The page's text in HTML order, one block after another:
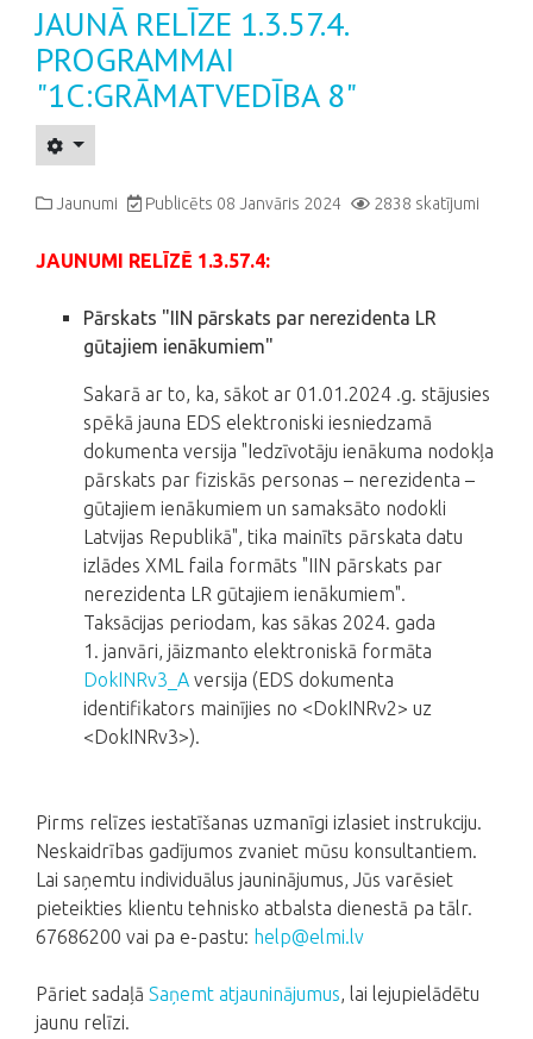
JAUNĀ RELĪZE 1.3.57.4.
PROGRAMMAI
"1C:GRĀMATVEDĪBA 8"
Jaunumi Publicēts 08 Janvāris 2024 2838 skatījumi
JAUNUMI RELĪZĒ 1.3.57.4:
Pārskats "IIN pārskats par nerezidenta LR
gūtajiem ienākumiem"
Sakarā ar to, ka, sākot ar 01.01.2024 .g. stājusies
spēkā jauna EDS elektroniski iesniedzamā
dokumenta versija "Iedzīvotāju ienākuma nodokļa
pārskats par fiziskās personas – nerezidenta –
gūtajiem ienākumiem un samaksāto nodokli
Latvijas Republikā", tika mainīts pārskata datu
izlādes XML faila formāts "IIN pārskats par
nerezidenta LR gūtajiem ienākumiem".
Taksācijas periodam, kas sākas 2024. gada
1. janvāri, jāizmanto elektroniskā formāta
DokINRv3_A versija (EDS dokumenta
identifikators mainījies no <DokINRv2> uz
<DokINRv3>).
Pirms relīzes iestatīšanas uzmanīgi izlasiet instrukciju.
Neskaidrības gadījumos zvaniet mūsu konsultantiem.
Lai saņemtu individuālus jauninājumus, Jūs varēsiet
pieteikties klientu tehnisko atbalsta dienestā pa tālr.
67686200 vai pa e-pastu: help@elmi.lv
Pāriet sadaļā Saņemt atjauninājumus, lai lejupielādētu
jaunu relīzi.